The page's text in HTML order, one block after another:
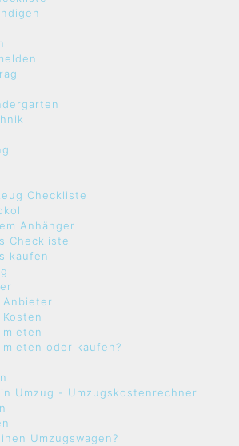
Checkliste
Anhänger
Checkliste
kaufen
Anbieter
mieten
mieten oder kaufen?
Umzug - Umzugskostenrechner
Umzugswagen?